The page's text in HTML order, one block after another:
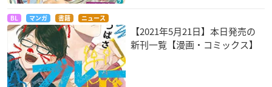
BL マンガ 書籍 ニュース
【2021年5月21日】本日発売の
新刊一覧【漫画・コミックス】